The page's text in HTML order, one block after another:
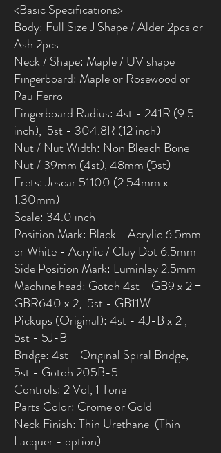
<Basic Specifications>
Body: Full Size J Shape / Alder 2pcs or
Ash 2pcs
Neck / Shape: Maple / UV shape
Fingerboard: Maple or Rosewood or
Pau Ferro
Fingerboard Radius: 4st - 241R (9.5
inch), 5st - 304.8R (12 inch)
Nut / Nut Width: Non Bleach Bone
Nut / 39mm (4st), 48mm (5st)
Frets: Jescar 51100 (2.54mm x
1.30mm)
Scale: 34.0 inch
Position Mark: Black - Acrylic 6.5mm
or White - Acrylic / Clay Dot 6.5mm
Side Position Mark: Luminlay 2.5mm
Machine head: Gotoh 4st - GB9 x 2 +
GBR640 x 2, 5st - GB11W
Pickups (Original): 4st - 4J-B x 2 ,
5st - 5J-B
Bridge: 4st - Original Spiral Bridge,
5st - Gotoh 205B-5
Controls: 2 Vol, 1 Tone
Parts Color: Crome or Gold
Neck Finish: Thin Urethane (Thin
Lacquer - option)